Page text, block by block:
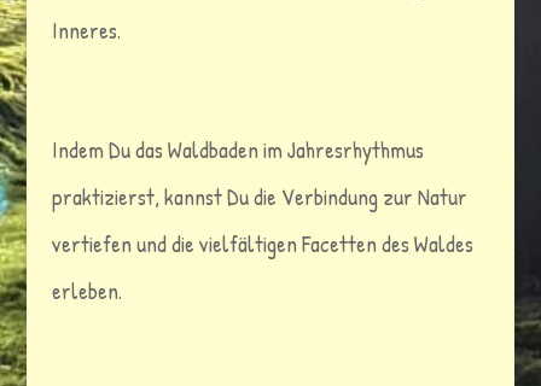
Inneres.
Indem Du das Waldbaden im Jahresrhythmus
praktizierst, kannst Du die Verbindung zur Natur
vertiefen und die vielfältigen Facetten des Waldes
erleben.